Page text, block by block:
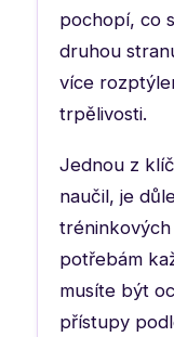
pochopí, co
druhou
více
trpělivosti.
Jednou z
naučil, je
tréninkových
potřebám
musíte být
přístupy